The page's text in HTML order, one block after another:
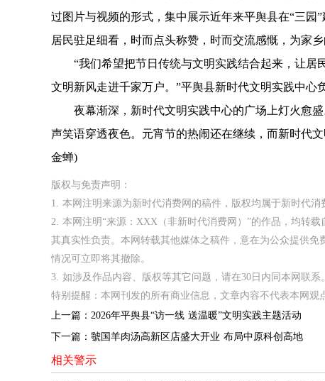
过图片与视频的形式，集中展示近年来平舆县在“三
居民驻足细看，时而点头称赞，时而交流感慨，为家乡
“我们希望把节日传统与文明实践结合起来，让居
文明新风走进千家万户。”平舆县新时代文明实践中心
夜幕渐深，新时代文明实践中心的广场上灯火愈盛
声笑语穿透夜色。元宵节的热闹还在继续，而新时代
金蝉)
版权与免责声明：
1. 本网注明来源为新时代消费网的稿件，版权均属于新时代
2. 本网注明“来源：XXX（非新时代消费网）”的作品，均转
其真实性负责。本网转载其他媒体之稿件，意在为公众提供
情况可立即将其撤除。
3. 如涉及作品内容、版权等其它问题，请在30日内同本网联系
特别提醒：本网刊发的所有商业信息，文章内容不代表本网观
上一篇： 2026年平舆县“访一线 送温暖”文明实践主题活动
下一篇： 虢国羊肉汤高新区店盛大开业 布局中原科创高地
相关警示